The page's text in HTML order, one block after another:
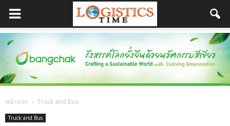
หน้าแรก Truck and Bus
Truck and Bus